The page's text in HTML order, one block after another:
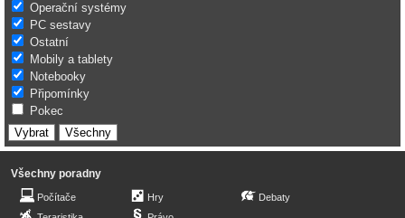
Operační systémy
PC sestavy
Ostatní
Mobily a tablety
Notebooky
Připomínky
Pokec
Všechny poradny
Počítače
Hry
Debaty